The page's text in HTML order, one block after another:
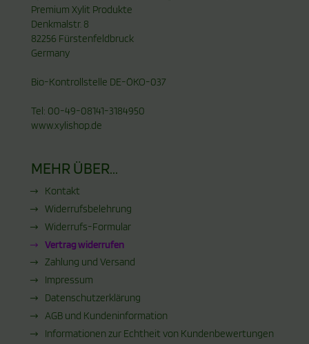
Premium Xylit Produkte
Denkmalstr. 8
82256 Fürstenfeldbruck
Germany
Bio-Kontrollstelle DE-ÖKO-037
Tel: 00-49-08141-3184950
www.xylishop.de
MEHR ÜBER...
Kontakt
Widerrufsbelehrung
Widerrufs-Formular
Vertrag widerrufen
Zahlung und Versand
Impressum
Datenschutzerklärung
AGB und Kundeninformation
Informationen zur Echtheit von Kundenbewertungen